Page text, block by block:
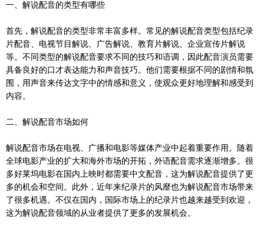
一、解说配音的类型有哪些
首先，解说配音的类型非常丰富多样。常见的解说配音类型包括纪录
片配音、电视节目解说、广告解说、教育片解说、企业宣传片解说
等。不同类型的解说配音要求不同的技巧和语调，因此配音演员需要
具备良好的口才表达能力和声音技巧。他们需要根据不同的剧情和氛
围，用声音来传达文字中的情感和意义，使观众更好地理解和感受到
内容。
二、解说配音市场如何
解说配音市场在电视、广播和电影等媒体产业中起着重要作用。随着
全球电影产业的扩大和海外市场的开拓，外语配音需求逐渐增多。很
多好莱坞电影在国内上映时都需要中文配音，这为解说配音提供了更
多的机会和空间。此外，近年来纪录片的风靡也为解说配音市场带来
了很多机遇。不仅在国内，国际市场上的纪录片也越来越受到欢迎，
这为解说配音领域的从业者提供了更多的发展机会。